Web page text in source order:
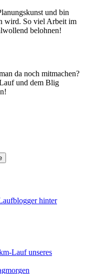
und bin
wird. So viel Arbeit im
belohnen!
da noch mitmachen?
und dem Blig
hinter
Lauf unseres